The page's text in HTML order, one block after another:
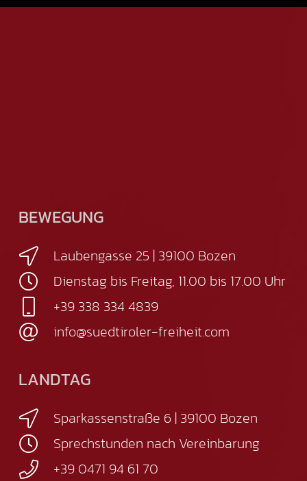
BEWEGUNG
Laubengasse 25 | 39100 Bozen
Dienstag bis Freitag, 11.00 bis 17.00 Uhr
+39 338 334 4839
info@suedtiroler-freiheit.com
LANDTAG
Sparkassenstraße 6 | 39100 Bozen
Sprechstunden nach Vereinbarung
+39 0471 94 61 70